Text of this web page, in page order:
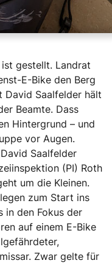
gestellt. Landrat
E-Bike den Berg
David Saalfelder hält
Beamte. Dass
Hintergrund – und
vor Augen.
Saalfelder
(PI) Roth
um die Kleinen.
zum Start ins
in den Fokus der
auf einem E-Bike
Zwar gelte für